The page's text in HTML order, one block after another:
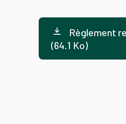
Règlement
(64.1 Ko)